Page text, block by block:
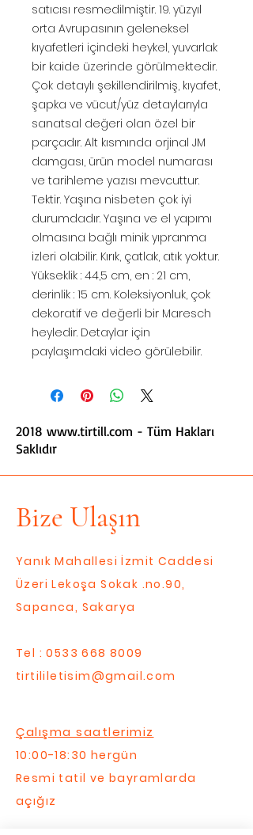
satıcısı resmedilmiştir. 19. yüzyıl
orta Avrupasının geleneksel
kıyafetleri içindeki heykel, yuvarlak
bir kaide üzerinde görülmektedir.
Çok detaylı şekillendirilmiş, kıyafet,
şapka ve vücut/yüz detaylarıyla
sanatsal değeri olan özel bir
parçadır. Alt kısmında orjinal JM
damgası, ürün model numarası
ve tarihleme yazısı mevcuttur.
Tektir. Yaşına nisbeten çok iyi
durumdadır. Yaşına ve el yapımı
olmasına bağlı minik yıpranma
izleri olabilir. Kırık, çatlak, atık yoktur.
Yükseklik : 44,5 cm, en : 21 cm,
derinlik : 15 cm. Koleksiyonluk, çok
dekoratif ve değerli bir Maresch
heyledir. Detaylar için
paylaşımdaki video görülebilir.
2018 www.tirtill.com - Tüm Hakları
Saklıdır
Bize Ulaşın
Yanık Mahallesi İzmit Caddesi
Üzeri Lekoşa Sokak .no.90,
Sapanca, Sakarya
Tel :0533 668 8009
tirtililetisim@gmail.com
Çalışma saatlerimiz
10:00-18:30 hergün
Resmi tatil ve bayramlarda
açığız